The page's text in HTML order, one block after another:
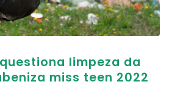
limpeza da
miss teen 2022